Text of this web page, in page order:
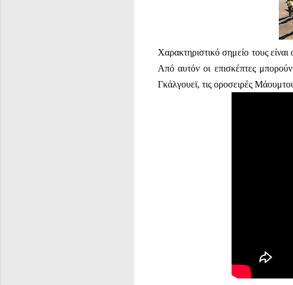
Χαρακτηριστικό σημείο τους
Από αυτόν οι επισκέπτες
Γκάλγουεϊ, τις οροσειρές